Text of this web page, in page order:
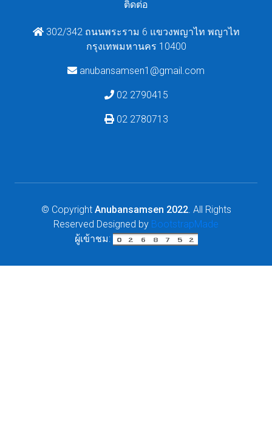
ติดต่อ
302/342 ถนนพระราม 6 แขวงพญาไท พญาไท
กรุงเทพมหานคร 10400
anubansamsen1@gmail.com
02 2790415
02 2780713
© Copyright Anubansamsen 2022. All Rights
Reserved Designed by BootstrapMade
ผู้เข้าชม: